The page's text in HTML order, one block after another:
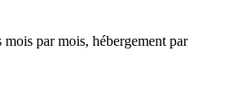
mois par mois, hébergement par